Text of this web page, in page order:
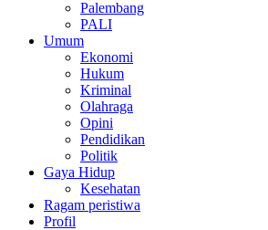
Palembang
PALI
Umum
Ekonomi
Hukum
Kriminal
Olahraga
Opini
Pendidikan
Politik
Gaya Hidup
Kesehatan
Ragam peristiwa
Profil